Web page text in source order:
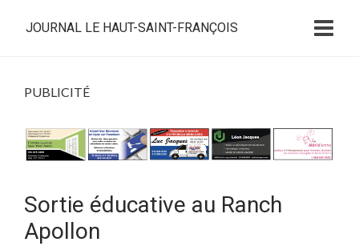
JOURNAL LE HAUT-SAINT-FRANÇOIS
PUBLICITÉ
Sortie éducative au Ranch
Apollon